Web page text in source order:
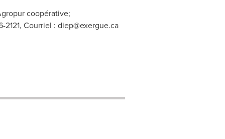
coopérative;
Courriel : diep@exergue.ca